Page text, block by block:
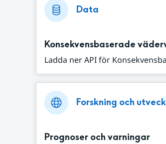
Data
Konsekvensbaserade
Ladda ner API för
Forskning och
Prognoser och varningar